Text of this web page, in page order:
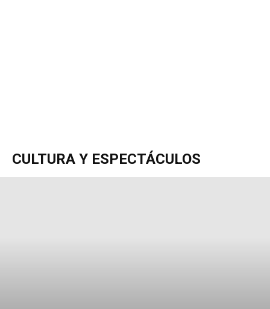
CULTURA Y ESPECTÁCULOS